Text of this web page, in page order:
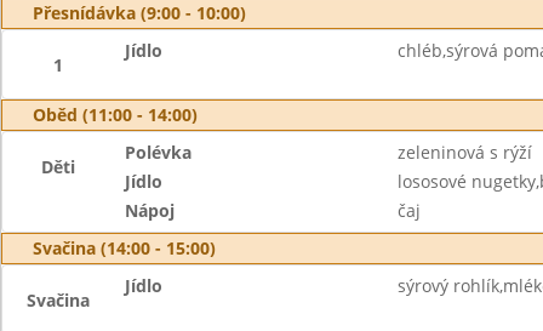
Přesnídávka (9:00 - 10:00)
1
Jídlo chléb,sýrová
Oběd (11:00 - 14:00)
Děti
Polévka
zeleninová s rýží
Jídlo
lososové
Nápoj
čaj
Svačina (14:00 - 15:00)
Svačina
Jídlo sýrový